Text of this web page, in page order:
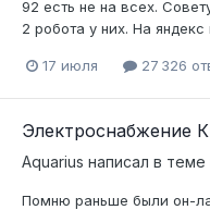
92 есть не на всех.
2 робота у них. На
17 июля 27 326
Электроснабжение
Aquarius написал в
Помню раньше были он-